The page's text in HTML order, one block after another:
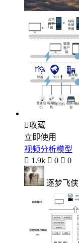
收藏
立即使用
视频分析模型
 1.9k  0  0
逐梦飞侠